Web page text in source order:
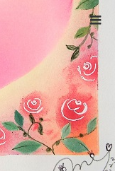
string, object given
public_html/wp-